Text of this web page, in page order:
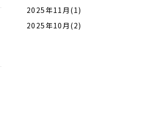
2025年11月(1)
2025年10月(2)